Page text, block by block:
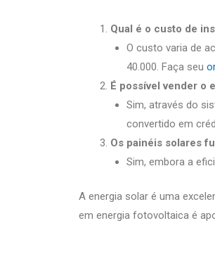
Qual é o custo de
O custo varia de
40.000. Faça seu
É possível vender o
Sim, através do
convertido em
Os painéis solares
Sim, embora a
A energia solar é uma
em energia fotovoltaica é